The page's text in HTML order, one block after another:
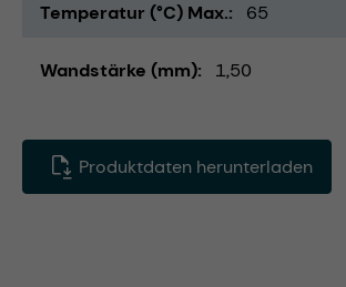
Temperatur (°C) Max. 65
Wandstärke (mm) 1,50
Produktdaten herunterladen